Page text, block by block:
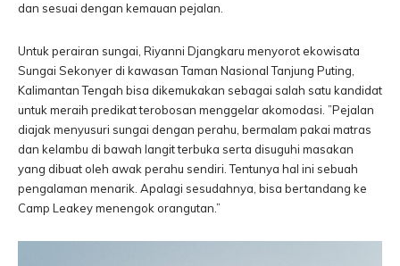
dan sesuai dengan kemauan pejalan.
Untuk perairan sungai, Riyanni Djangkaru menyorot ekowisata
Sungai Sekonyer di kawasan Taman Nasional Tanjung Puting,
Kalimantan Tengah bisa dikemukakan sebagai salah satu kandidat
untuk meraih predikat terobosan menggelar akomodasi. ”Pejalan
diajak menyusuri sungai dengan perahu, bermalam pakai matras
dan kelambu di bawah langit terbuka serta disuguhi masakan
yang dibuat oleh awak perahu sendiri. Tentunya hal ini sebuah
pengalaman menarik. Apalagi sesudahnya, bisa bertandang ke
Camp Leakey menengok orangutan.”